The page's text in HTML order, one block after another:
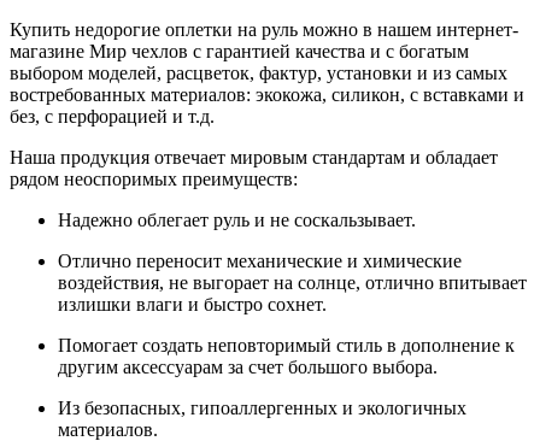
Купить недорогие оплетки на руль можно в нашем интернет-
магазине Мир чехлов с гарантией качества и с богатым
выбором моделей, расцветок, фактур, установки и из самых
востребованных материалов: экокожа, силикон, с вставками и
без, с перфорацией и т.д.
Наша продукция отвечает мировым стандартам и обладает
рядом неоспоримых преимуществ:
Надежно облегает руль и не соскальзывает.
Отлично переносит механические и химические
воздействия, не выгорает на солнце, отлично впитывает
излишки влаги и быстро сохнет.
Помогает создать неповторимый стиль в дополнение к
другим аксессуарам за счет большого выбора.
Из безопасных, гипоаллергенных и экологичных
материалов.